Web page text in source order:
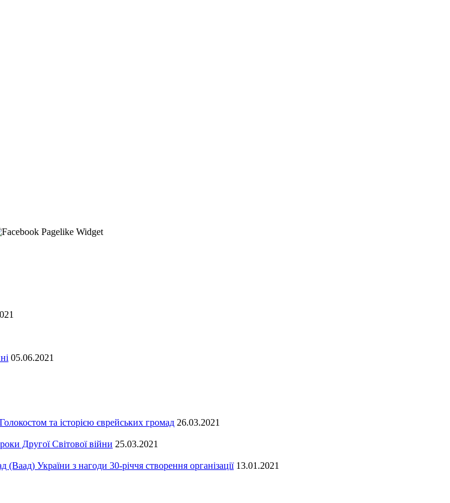
05.06.2021
та історією єврейських громад 26.03.2021
Другої Світової війни 25.03.2021
(Ваад) України з нагоди 30-річчя створення організації 13.01.2021